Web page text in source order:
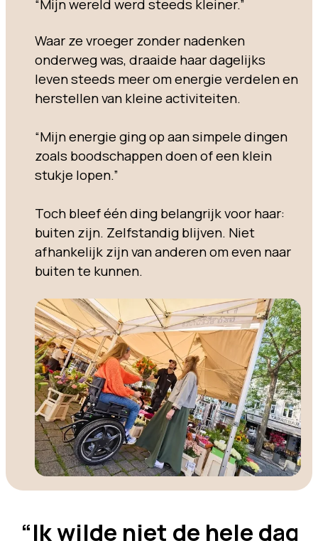
“Mijn wereld werd steeds kleiner.”
Waar ze vroeger zonder nadenken
onderweg was, draaide haar dagelijks
leven steeds meer om energie verdelen en
herstellen van kleine activiteiten.
“Mijn energie ging op aan simpele dingen
zoals boodschappen doen of een klein
stukje lopen.”
Toch bleef één ding belangrijk voor haar:
buiten zijn. Zelfstandig blijven. Niet
afhankelijk zijn van anderen om even naar
buiten te kunnen.
“Ik wilde niet de hele dag